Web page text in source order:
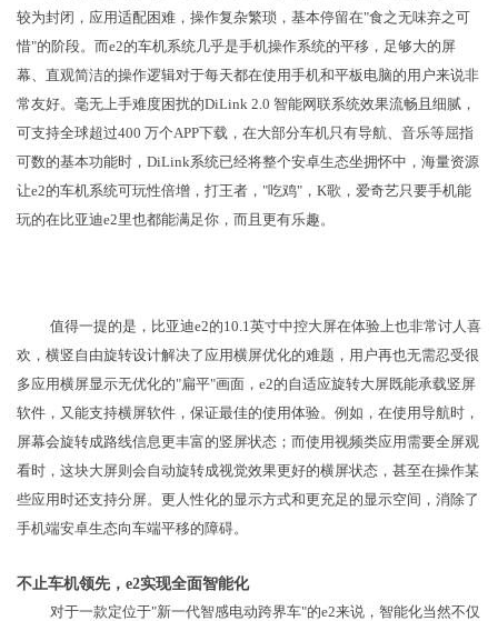
较为封闭，应用适配困难，操作复杂繁琐，基本停留在"食之无味弃之可
惜"的阶段。而e2的车机系统几乎是手机操作系统的平移，足够大的屏
幕、直观简洁的操作逻辑对于每天都在使用手机和平板电脑的用户来说非
常友好。毫无上手难度困扰的DiLink 2.0 智能网联系统效果流畅且细腻，
可支持全球超过400 万个APP下载，在大部分车机只有导航、音乐等屈指
可数的基本功能时，DiLink系统已经将整个安卓生态坐拥怀中，海量资源
让e2的车机系统可玩性倍增，打王者，"吃鸡"，K歌，爱奇艺只要手机能
玩的在比亚迪e2里也都能满足你，而且更有乐趣。
值得一提的是，比亚迪e2的10.1英寸中控大屏在体验上也非常讨人喜
欢，横竖自由旋转设计解决了应用横屏优化的难题，用户再也无需忍受很
多应用横屏显示无优化的"扁平"画面，e2的自适应旋转大屏既能承载竖屏
软件，又能支持横屏软件，保证最佳的使用体验。例如，在使用导航时，
屏幕会旋转成路线信息更丰富的竖屏状态；而使用视频类应用需要全屏观
看时，这块大屏则会自动旋转成视觉效果更好的横屏状态，甚至在操作某
些应用时还支持分屏。更人性化的显示方式和更充足的显示空间，消除了
手机端安卓生态向车端平移的障碍。
不止车机领先，e2实现全面智能化
对于一款定位于"新一代智感电动跨界车"的e2来说，智能化当然不仅